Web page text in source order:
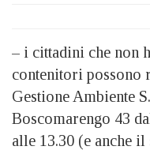
– i cittadini che non
contenitori possono
Gestione Ambiente
Boscomarengo 43
alle 13.30 (e anche